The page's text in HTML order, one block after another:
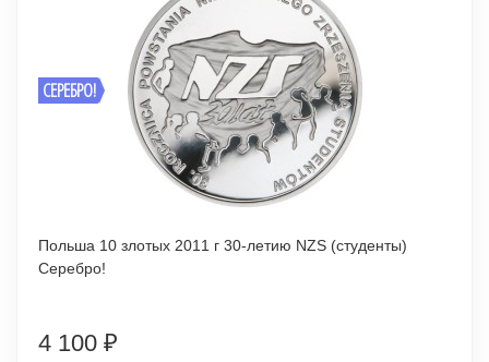
СЕРЕБРО!
Польша 10 злотых 2011 г 30-летию NZS (студенты)
Серебро!
4 100 ₽